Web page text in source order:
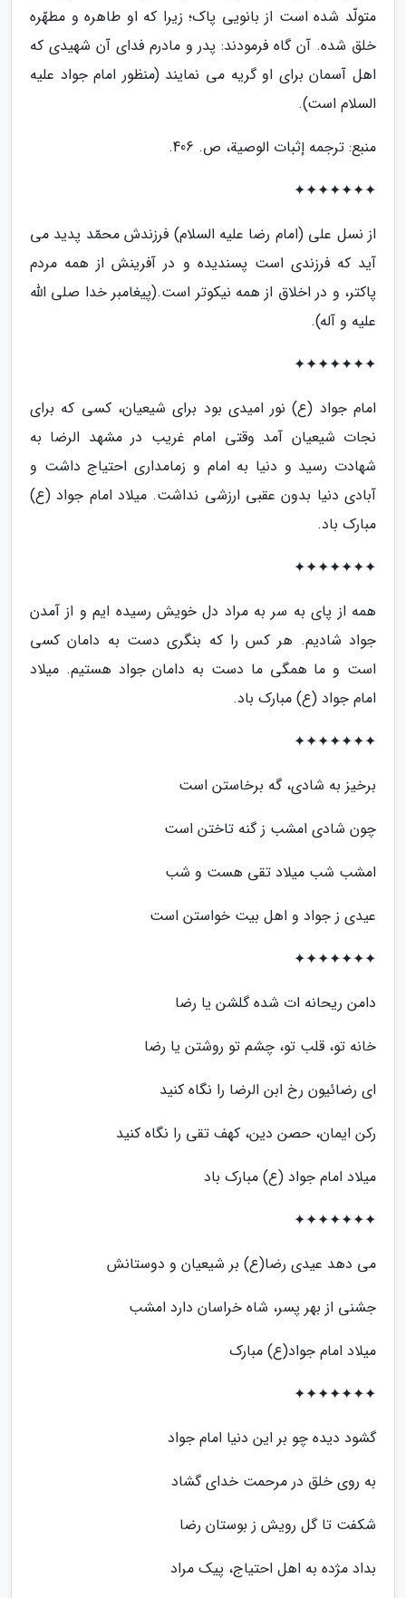
متولّد شده است از بانویی پاک؛ زیرا که او طاهره و مطهّره
خلق شده. آن گاه فرمودند: پدر و مادرم فدای آن شهیدی که
اهل آسمان برای او گریه می نمایند (منظور امام جواد علیه
السلام است).
منبع: ترجمه إثبات الوصیة، ص. 406.
✦✦✦✦✦✦✦
از نسل علی (امام رضا علیه السلام) فرزندش محمّد پدید می
آید که فرزندی است پسندیده و در آفرینش از همه مردم
پاکتر، و در اخلاق از همه نیکوتر است.(پیغامبر خدا صلی الله
علیه و آله).
✦✦✦✦✦✦✦
امام جواد (ع) نور امیدی بود برای شیعیان، کسی که برای
نجات شیعیان آمد وقتی امام غریب در مشهد الرضا به
شهادت رسید و دنیا به امام و زمامداری احتیاج داشت و
آبادی دنیا بدون عقبی ارزشی نداشت. میلاد امام جواد (ع)
مبارک باد.
✦✦✦✦✦✦✦
همه از پای به سر به مراد دل خویش رسیده ایم و از آمدن
جواد شادیم. هر کس را که بنگری دست به دامان کسی
است و ما همگی ما دست به دامان جواد هستیم. میلاد
امام جواد (ع) مبارک باد.
✦✦✦✦✦✦✦
برخیز به شادی، گه برخاستن است
چون شادی امشب ز گنه تاختن است
امشب شب میلاد تقی هست و شب
عیدی ز جواد و اهل بیت خواستن است
✦✦✦✦✦✦✦
دامن ریحانه ات شده گلشن یا رضا
خانه تو، قلب تو، چشم تو روشتن یا رضا
ای رضائیون رخ ابن الرضا را نگاه کنید
رکن ایمان، حصن دین، کهف تقی را نگاه کنید
میلاد امام جواد (ع) مبارک باد
✦✦✦✦✦✦✦
می دهد عیدی رضا(ع) بر شیعیان و دوستانش
جشنی از بهر پسر، شاه خراسان دارد امشب
میلاد امام جواد(ع) مبارک
✦✦✦✦✦✦✦
گشود دیده چو بر این دنیا امام جواد
به روی خلق در مرحمت خدای گشاد
شکفت تا گل رویش ز بوستان رضا
بداد مژده به اهل احتیاج، پیک مراد